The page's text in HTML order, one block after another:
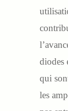
diodes
qui
les